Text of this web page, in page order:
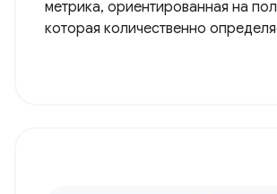
метрика, ориентированная на
которая количественно